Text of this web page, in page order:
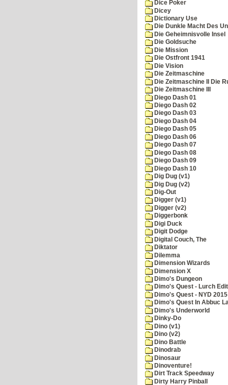
Dice Poker
Dicey
Dictionary Use
Die Dunkle Macht Des
Die Geheimnisvolle Insel
Die Goldsuche
Die Mission
Die Ostfront 1941
Die Vision
Die Zeitmaschine
Die Zeitmaschine II Die
Die Zeitmaschine III
Diego Dash 01
Diego Dash 02
Diego Dash 03
Diego Dash 04
Diego Dash 05
Diego Dash 06
Diego Dash 07
Diego Dash 08
Diego Dash 09
Diego Dash 10
Dig Dug (v1)
Dig Dug (v2)
Dig-Out
Digger (v1)
Digger (v2)
Diggerbonk
Digi Duck
Digit Dodge
Digital Couch, The
Diktator
Dilemma
Dimension Wizards
Dimension X
Dimo's Dungeon
Dimo's Quest - Lurch
Dimo's Quest - NYD
Dimo's Quest In Abbuc
Dimo's Underworld
Dinky-Do
Dino (v1)
Dino (v2)
Dino Battle
Dinodrab
Dinosaur
Dinoventure!
Dirt Track Speedway
Dirty Harry Pinball